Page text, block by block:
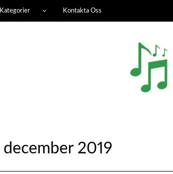
Kategorier Kontakta Oss
december 2019